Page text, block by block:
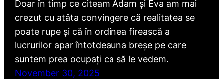
Doar în timp ce citeam Adam și Eva am mai
crezut cu atâta convingere că realitatea se
poate rupe și că în ordinea firească a
lucrurilor apar întotdeauna breșe pe care
suntem prea ocupați ca să le vedem.
November 30, 2025